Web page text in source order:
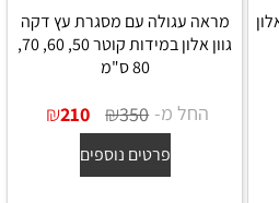
מראה עגולה עם מסגרת עץ דקה
גוון אלון במידות קוטר 50, 60, 70,
80 ס"מ
החל מ- ₪350
₪210
פרטים נוספים